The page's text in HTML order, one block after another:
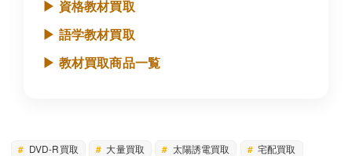
▶ 資格教材買取
▶ 語学教材買取
▶ 教材買取商品一覧
DVD-R買取 大量買取 太陽誘電買取 宅配買取